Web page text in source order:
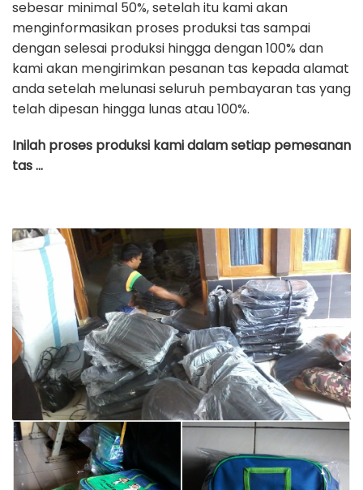
sebesar minimal 50%, setelah itu kami akan
menginformasikan proses produksi tas sampai
dengan selesai produksi hingga dengan 100% dan
kami akan mengirimkan pesanan tas kepada alamat
anda setelah melunasi seluruh pembayaran tas yang
telah dipesan hingga lunas atau 100%.
Inilah proses produksi kami dalam setiap pemesanan
tas …